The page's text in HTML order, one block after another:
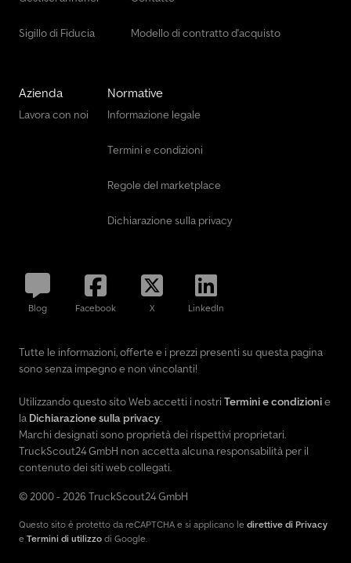
Sigillo di Fiducia Modello di contratto d'acquisto
Azienda
Lavora con noi
Normative
Informazione legale
Termini e condizioni
Regole del marketplace
Dichiarazione sulla privacy
Blog Facebook X LinkedIn
Tutte le informazioni, offerte e i prezzi presenti su questa pagina
sono senza impegno e non vincolanti!
Utilizzando questo sito Web accetti i nostri Termini e condizionie
la Dichiarazione sulla privacy.
Marchi designati sono proprietà dei rispettivi proprietari.
TruckScout24 GmbH non accetta alcuna responsabilità per il
contenuto dei siti web collegati.
© 2000 - 2026 TruckScout24 GmbH
Questo sito è protetto da reCAPTCHA e si applicano le direttive di Privacy
e Termini di utilizzo di Google.